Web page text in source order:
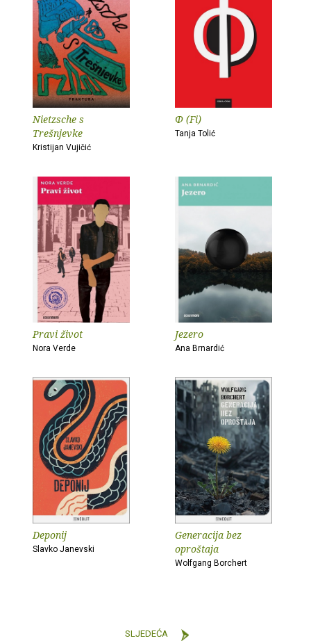
Nietzsche s
Trešnjevke
Kristijan Vujičić
Φ (Fi)
Tanja Tolić
Pravi život
Nora Verde
Jezero
Ana Brnardić
Deponij
Slavko Janevski
Generacija bez
oproštaja
Wolfgang Borchert
SLJEDEĆA